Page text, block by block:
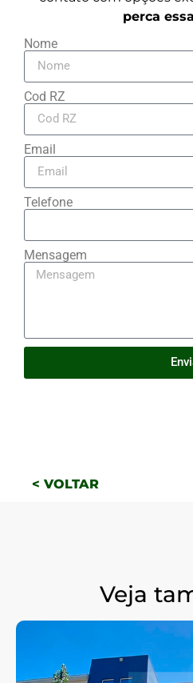
perca
Nome
Cod RZ
Email
Telefone
Mensagem
< VOLTAR
Veja